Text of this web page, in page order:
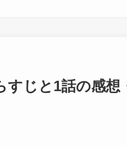
すじと1話の感想